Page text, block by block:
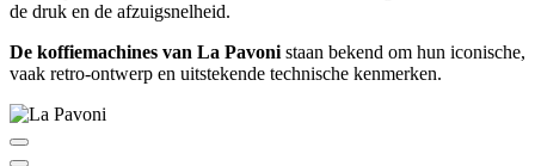
de druk en de afzuigsnelheid.
De koffiemachines van La Pavoni staan bekend om hun iconische,
vaak retro-ontwerp en uitstekende technische kenmerken.